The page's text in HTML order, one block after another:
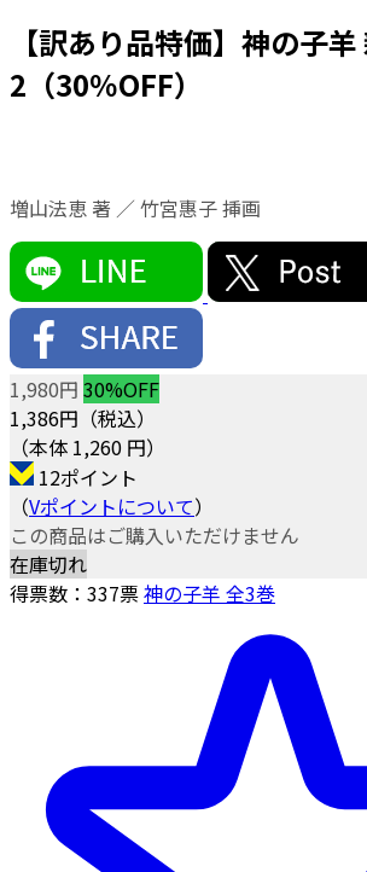
【訳あり品特価】神の子
2（30％OFF）
増山法恵 著 ／ 竹宮惠子 挿画
1,980円 30%OFF
1,386円（税込）
（本体 1,260 円）
12ポイント
（Vポイントについて）
この商品はご購入いただけません
在庫切れ
得票数： 337票神の子羊 全3巻